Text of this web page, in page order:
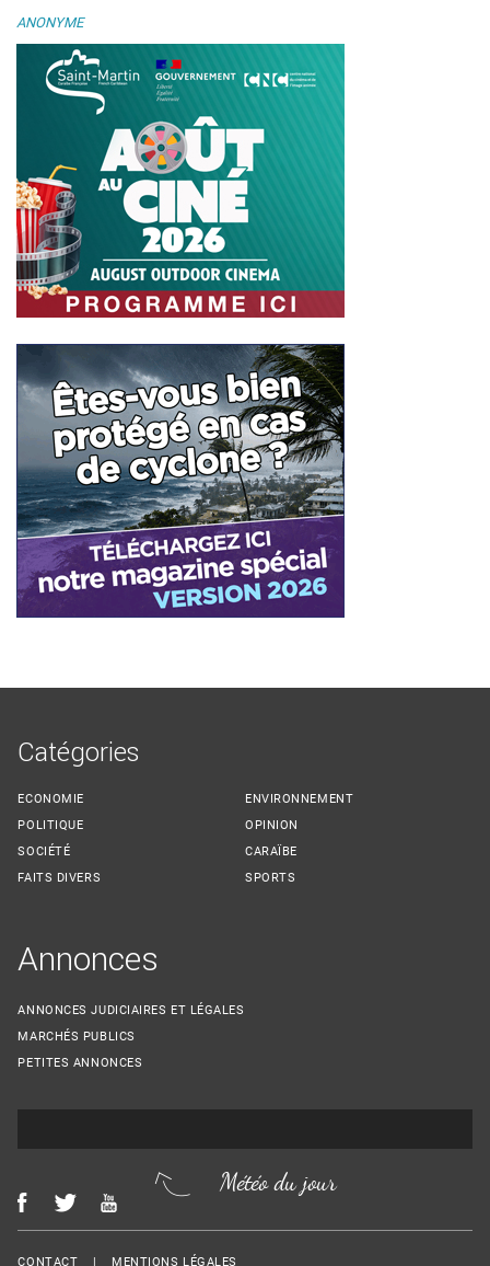
ANONYME
Catégories
ECONOMIE
POLITIQUE
SOCIÉTÉ
FAITS DIVERS
ENVIRONNEMENT
OPINION
CARAÏBE
SPORTS
Annonces
ANNONCES JUDICIAIRES ET LÉGALES
MARCHÉS PUBLICS
PETITES ANNONCES
Météo du jour
CONTACT MENTIONS LÉGALES